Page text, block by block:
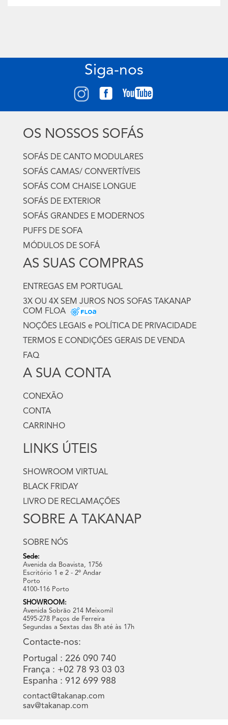
Siga-nos
OS NOSSOS SOFÁS
SOFÁS DE CANTO MODULARES
SOFÁS CAMAS/ CONVERTÍVEIS
SOFÁS COM CHAISE LONGUE
SOFÁS DE EXTERIOR
SOFÁS GRANDES E MODERNOS
PUFFS DE SOFA
MÓDULOS DE SOFÁ
AS SUAS COMPRAS
ENTREGAS EM PORTUGAL
3X OU 4X SEM JUROS NOS SOFAS TAKANAP
COM FLOA
NOÇÕES LEGAIS e POLÍTICA DE PRIVACIDADE
TERMOS E CONDIÇÕES GERAIS DE VENDA
FAQ
A SUA CONTA
CONEXÃO
CONTA
CARRINHO
LINKS ÚTEIS
SHOWROOM VIRTUAL
BLACK FRIDAY
LIVRO DE RECLAMAÇÕES
SOBRE A TAKANAP
SOBRE NÓS
Sede:
Avenida da Boavista, 1756
Escritório 1 e 2 - 2º Andar
Porto
4100-116 Porto
SHOWROOM:
Avenida Sobrão 214 Meixomil
4595-278 Paços de Ferreira
Segundas a Sextas das 8h até às 17h
Contacte-nos:
Portugal : 226 090 740
França : +02 78 93 03 03
Espanha : 912 699 988
contact@takanap.com
sav@takanap.com